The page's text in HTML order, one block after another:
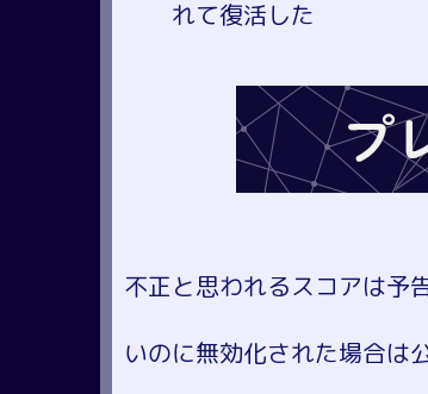
れて復活した
不正と思われるスコアは予
いのに無効化された場合